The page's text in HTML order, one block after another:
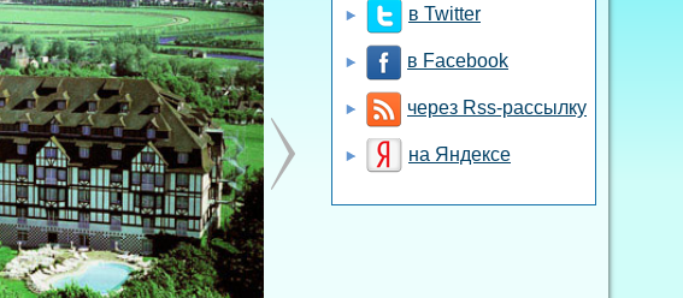
в Twitter
в Facebook
через Rss-рассылку
на Яндексе